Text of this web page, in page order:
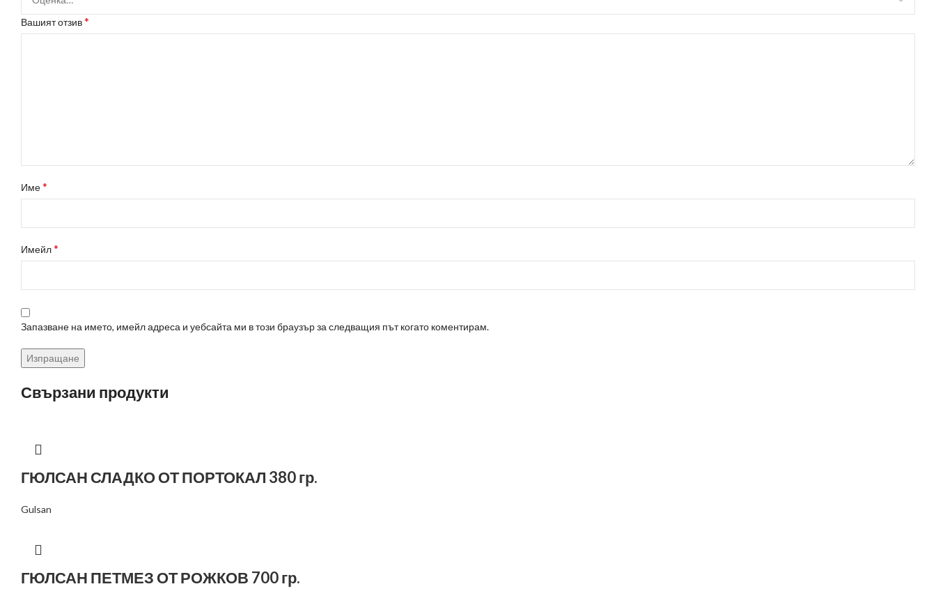
Вашият отзив*
Име*
Имейл*
Запазване на името, имейл адреса и уебсайта ми в този браузър за следващия път когато коментирам.
Свързани продукти
ГЮЛСАН СЛАДКО ОТ ПОРТОКАЛ 380 гр.
Gulsan
ГЮЛСАН ПЕТМЕЗ ОТ РОЖКОВ 700 гр.